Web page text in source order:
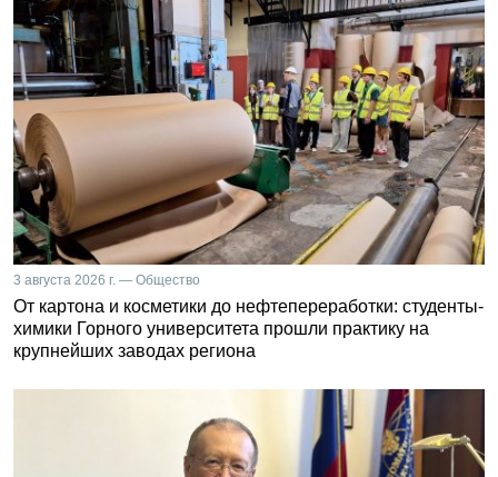
3 августа 2026 г. — Общество
От картона и косметики до нефтепереработки: студенты-
химики Горного университета прошли практику на
крупнейших заводах региона